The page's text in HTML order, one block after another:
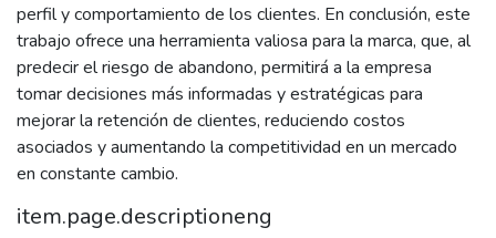
perfil y comportamiento de los clientes. En conclusión, este
trabajo ofrece una herramienta valiosa para la marca, que, al
predecir el riesgo de abandono, permitirá a la empresa
tomar decisiones más informadas y estratégicas para
mejorar la retención de clientes, reduciendo costos
asociados y aumentando la competitividad en un mercado
en constante cambio.
item.page.descriptioneng